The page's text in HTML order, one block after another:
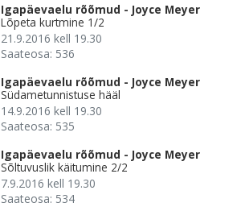
Igapäevaelu rõõmud - Joyce Meyer
Lõpeta kurtmine 1/2
21.9.2016 kell 19.30
Saateosa: 536
Igapäevaelu rõõmud - Joyce Meyer
Südametunnistuse hääl
14.9.2016 kell 19.30
Saateosa: 535
Igapäevaelu rõõmud - Joyce Meyer
Sõltuvuslik käitumine 2/2
7.9.2016 kell 19.30
Saateosa: 534